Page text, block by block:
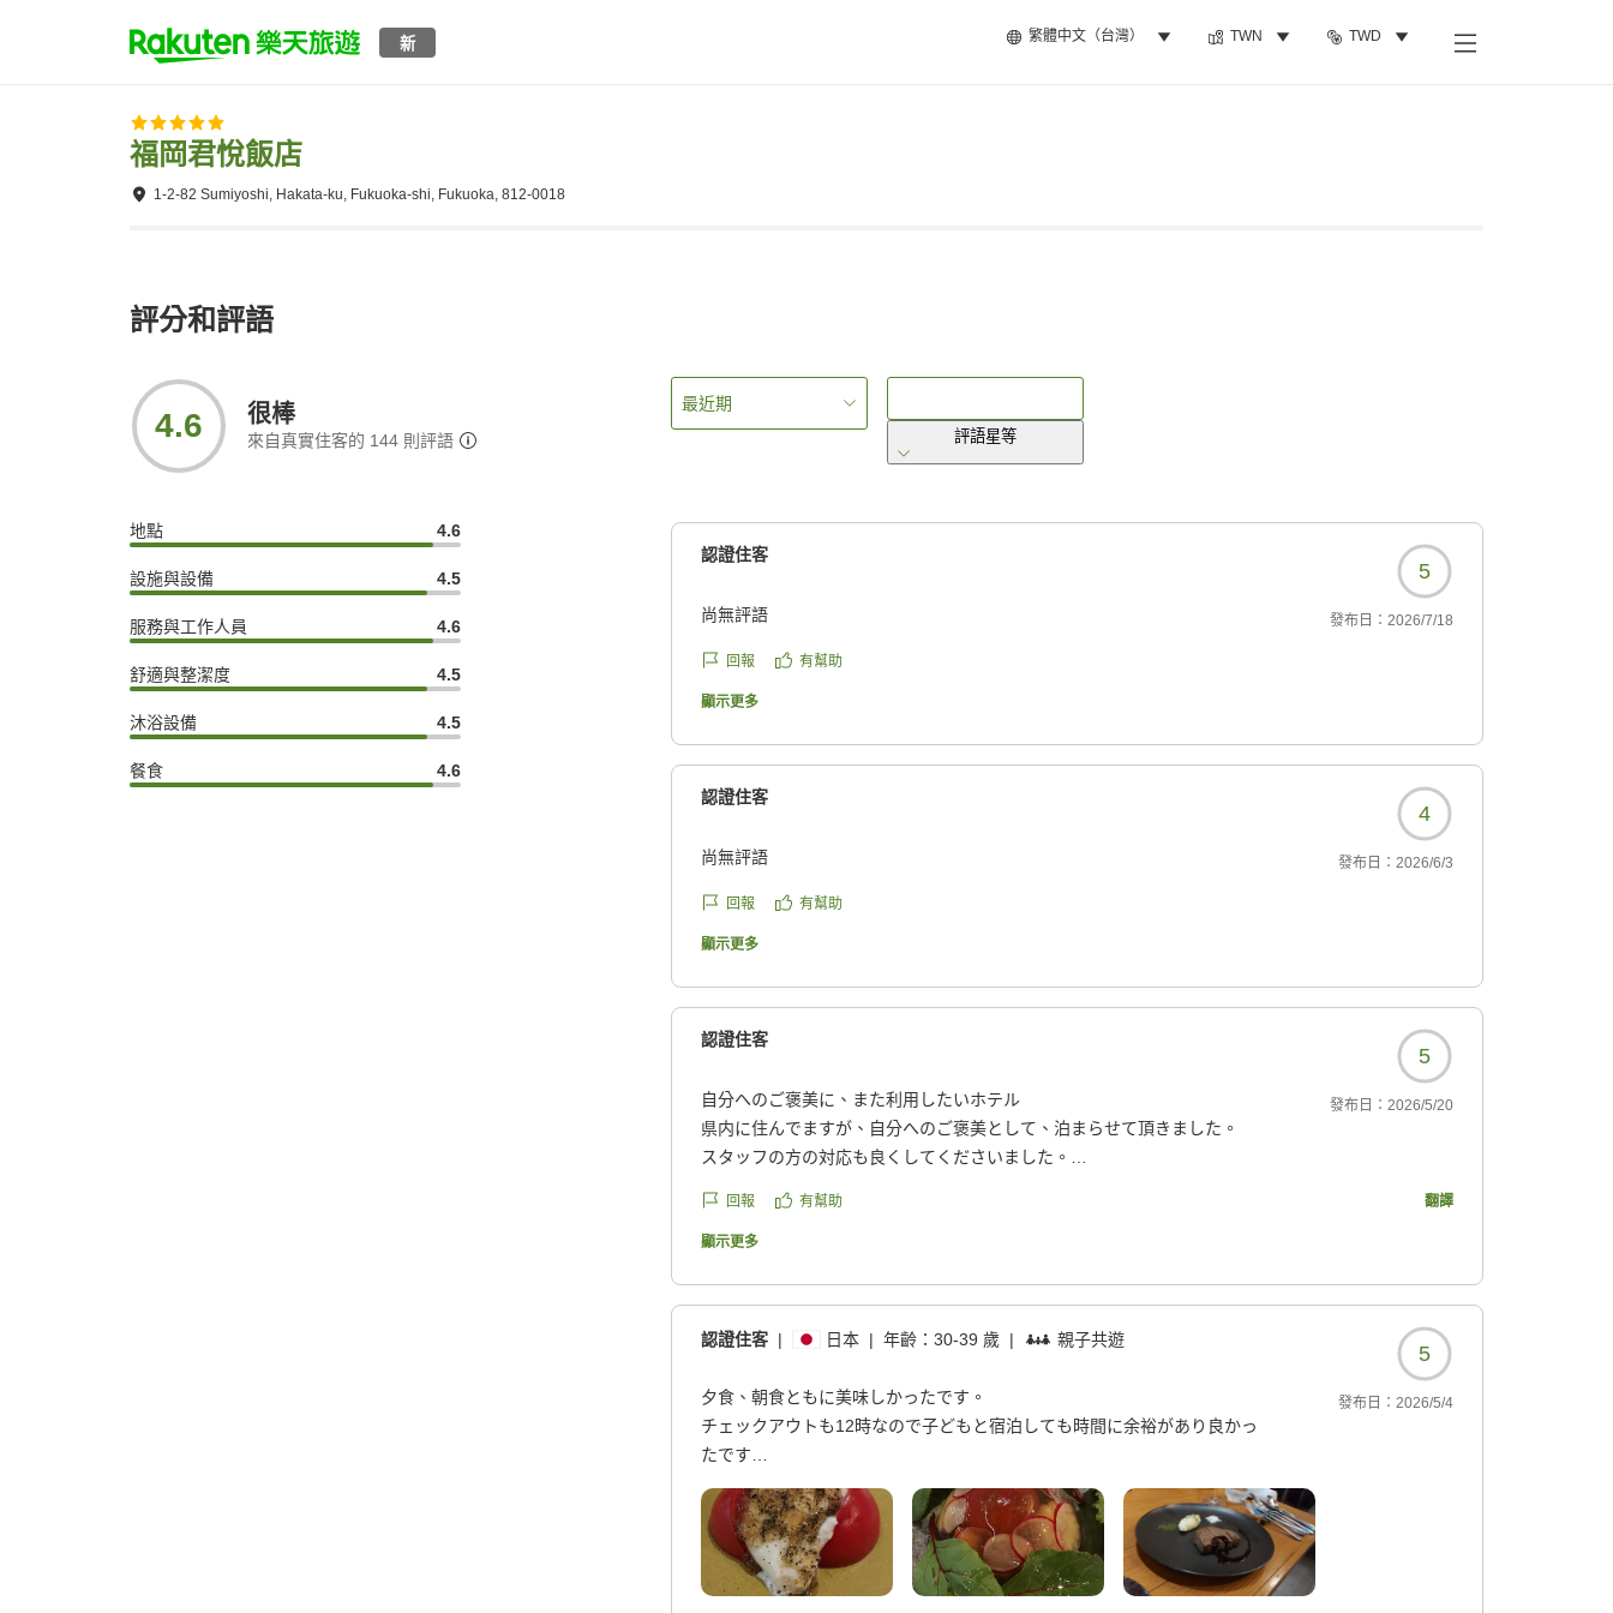
新 繁體中文（台灣） TWN TWD
福岡君悅飯店
1-2-82 Sumiyoshi, Hakata-ku, Fukuoka-shi, Fukuoka, 812-0018
評分和評語
4.6 很棒
來自真實住客的 144 則評語
地點 4.6
設施與設備 4.5
服務與工作人員 4.6
舒適與整潔度 4.5
沐浴設備 4.5
餐食 4.6
最近期
評語星等
認證住客
5
尚無評語 發布日： 2026/7/18
回報 有幫助
顯示更多
認證住客
4
尚無評語 發布日： 2026/6/3
回報 有幫助
顯示更多
認證住客
5
自分へのご褒美に、また利用したいホテル
県内に住んでますが、自分へのご褒美として、泊まらせて頂きました。
スタッフの方の対応も良くしてくださいました。
また、使わせて頂きます。
ありがとうございました。^_^
https://review.travel.rakuten.co.jp/hotel/voice/572?
reviewId=33123477662055
發布日： 2026/5/20
回報 有幫助 翻譯
顯示更多
認證住客 | 日本 | 年齡：30-39 歲 | 親子共遊
5
夕食、朝食ともに美味しかったです。
チェックアウトも12時なので子どもと宿泊しても時間に余裕があり良かっ
たです
https://review.travel.rakuten.co.jp/hotel/voice/572?
reviewId=33123477537722
發布日： 2026/5/4